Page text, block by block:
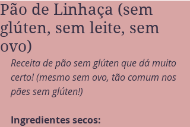
Pão de Linhaça (sem
glúten, sem leite, sem
ovo)
Receita de pão sem glúten que dá muito
certo! (mesmo sem ovo, tão comum nos
pães sem glúten!)
Ingredientes secos: